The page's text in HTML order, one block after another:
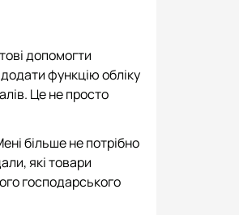
допомогти
функцію обліку
Це не просто
більше не потрібно
які товари
господарського